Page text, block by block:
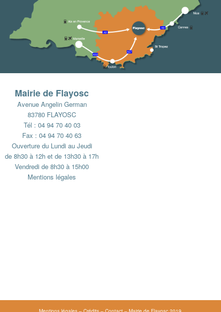
Mairie de Flayosc
Avenue Angelin German
83780 FLAYOSC
Tél : 04 94 70 40 03
Fax : 04 94 70 40 63
Ouverture du Lundi au Jeudi
de 8h30 à 12h et de 13h30 à 17h
Vendredi de 8h30 à 15h00
Mentions légales